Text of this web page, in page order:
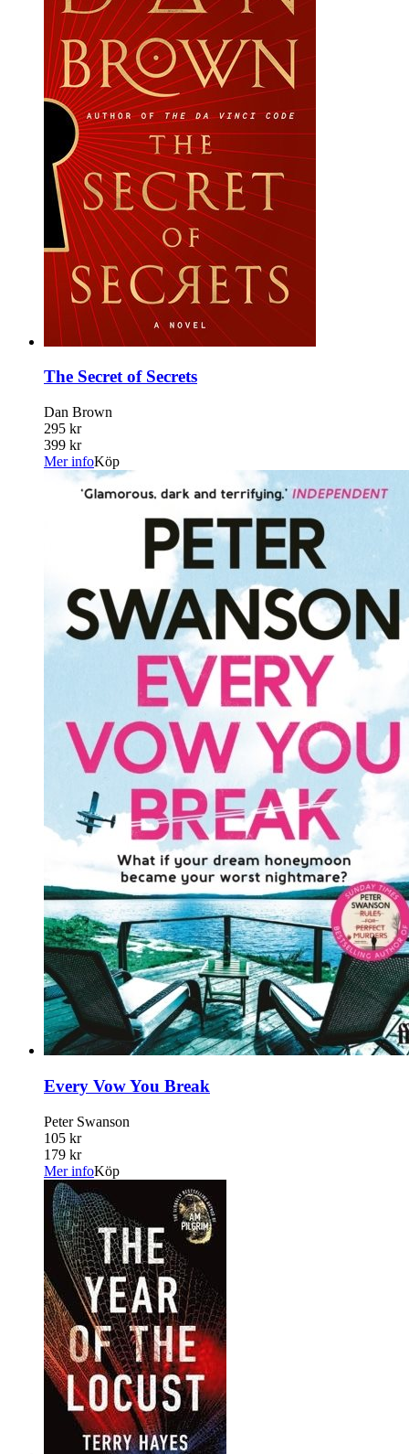
The Secret of Secrets
Dan Brown
295 kr
399 kr
Mer infoKöp
Every Vow You Break
Peter Swanson
105 kr
179 kr
Mer infoKöp